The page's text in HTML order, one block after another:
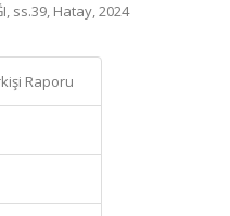
ss.39, Hatay, 2024
Raporu